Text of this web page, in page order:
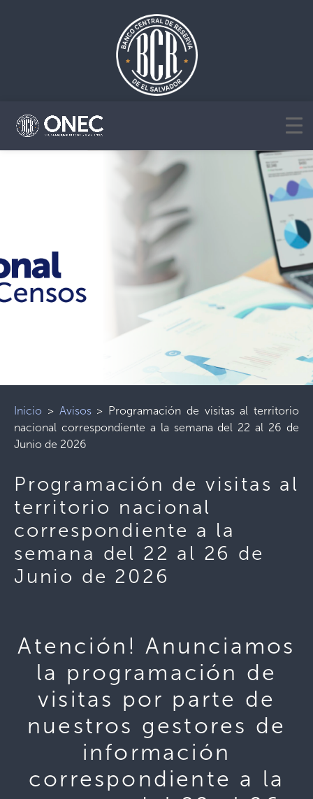
Inicio > Avisos> Programación de visitas al territorio
nacional correspondiente a la semana del 22 al 26 de
Junio de 2026
Programación de visitas al
territorio nacional
correspondiente a la
semana del 22 al 26 de
Junio de 2026
Atención! Anunciamos
la programación de
visitas por parte de
nuestros gestores de
información
correspondiente a la